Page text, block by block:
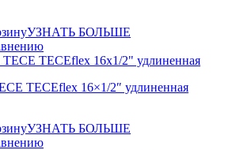
УЗНАТЬ БОЛЬШЕ
TECEflex 16×1/2″ удлиненная
УЗНАТЬ БОЛЬШЕ